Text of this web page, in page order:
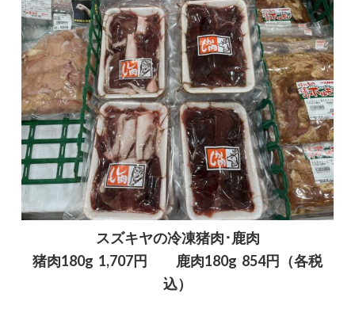
スズキヤの冷凍猪肉･鹿肉
猪肉180g 1,707円 鹿肉180g 854円（各税
込）